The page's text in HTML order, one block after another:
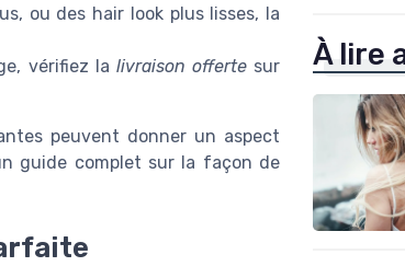
ou des hair look plus lisses, la
vérifiez la livraison offertesur
peuvent donner un aspect
guide complet sur la façon de
À lire